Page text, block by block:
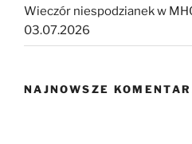
Wieczór niespodzianek w
03.07.2026
NAJNOWSZE